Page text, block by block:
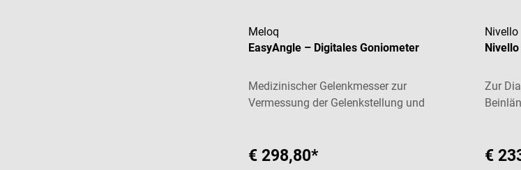
Meloq
EasyAngle – Digitales Goniometer
Medizinischer Gelenkmesser zur
Vermessung der Gelenkstellung und
€ 298,80*
Nivello
Zur
€